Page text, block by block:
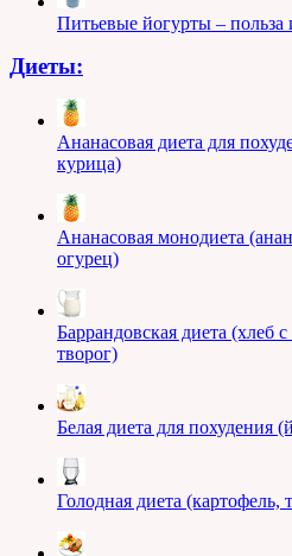
Питьевые йогурты – польза
Диеты:
Ананасовая диета для
курица)
Ананасовая монодиета
огурец)
Баррандовская диета (хлеб
творог)
Белая диета для похудения
Голодная диета (картофель,